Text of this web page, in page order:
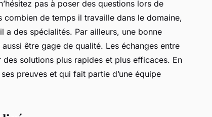
pas à poser des questions lors de
de temps il travaille dans le domaine,
a des spécialités. Par ailleurs, une bonne
être gage de qualité. Les échanges entre
solutions plus rapides et plus efficaces. En
preuves et qui fait partie d’une équipe